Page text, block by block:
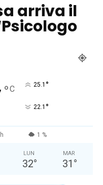
arriva il
°C 25.1 °
22.1 °
1 %
LUN
32°
MAR
31 °